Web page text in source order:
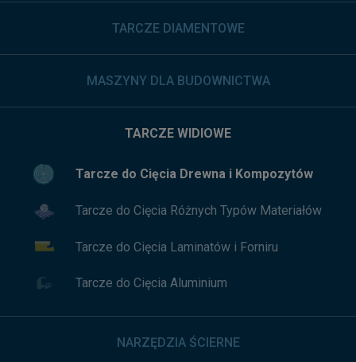
TARCZE DIAMENTOWE
MASZYNY DLA BUDOWNICTWA
TARCZE WIDIOWE
Tarcze do Cięcia Drewna i Kompozytów
Tarcze do Cięcia Różnych Typów Materiałów
Tarcze do Cięcia Laminatów i Forniru
Tarcze do Cięcia Aluminium
NARZĘDZIA ŚCIERNE